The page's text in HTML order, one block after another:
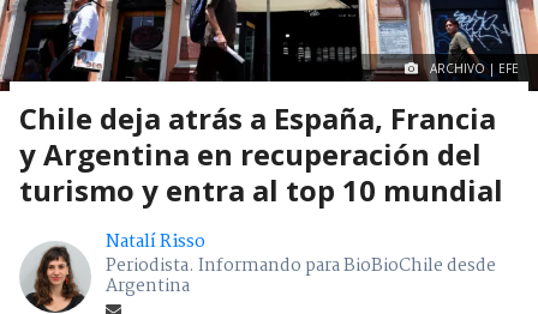
ARCHIVO | EFE
Chile deja atrás a España, Francia
y Argentina en recuperación del
turismo y entra al top 10 mundial
Natalí Risso
Periodista. Informando para BioBioChile desde
Argentina